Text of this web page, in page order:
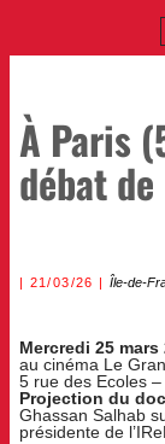
À Paris
débat
21/03/26 Île-de-
Mercredi 25 mars
au cinéma Le
5 rue des Ecoles
Projection du
Ghassan Salhab
présidente de